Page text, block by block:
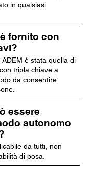
in qualsiasi
fornito con
è stata quella di
tripla chiave a
da consentire
essere
autonomo
da tutti, non
di posa.